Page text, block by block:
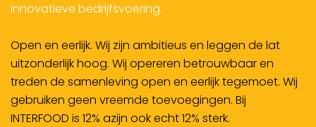
innovatieve bedrijfsvoering.
Open en eerlijk. Wij zijn ambitieus en leggen de lat
uitzonderlijk hoog. Wij opereren betrouwbaar en
treden de samenleving open en eerlijk tegemoet. Wij
gebruiken geen vreemde toevoegingen. Bij
INTERFOOD is 12% azijn ook echt 12% sterk.